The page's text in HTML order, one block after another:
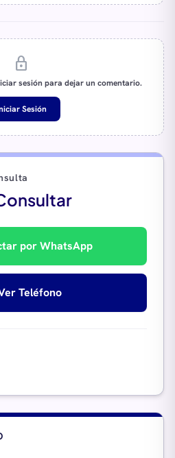
lock
sesión para dejar un comentario.
Sesión
por WhatsApp
Teléfono